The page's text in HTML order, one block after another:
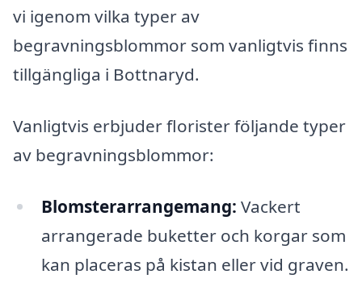
vi igenom vilka typer av
begravningsblommor som vanligtvis finns
tillgängliga i Bottnaryd.
Vanligtvis erbjuder florister följande typer
av begravningsblommor:
Blomsterarrangemang: Vackert
arrangerade buketter och korgar som
kan placeras på kistan eller vid graven.